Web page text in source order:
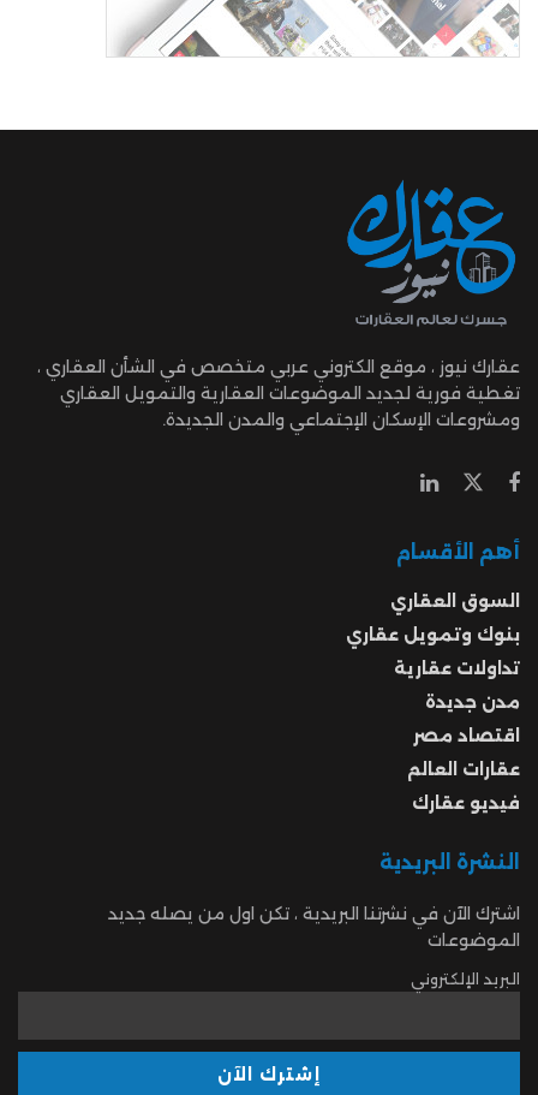
عقارك نيوز ، موقع الكتروني عربي متخصص في الشأن العقاري ،
تغطية فورية لجديد الموضوعات العقارية والتمويل العقاري
ومشروعات الإسكان الإجتماعي والمدن الجديدة.
أهم الأقسام
السوق العقاري
بنوك وتمويل عقاري
تداولات عقارية
مدن جديدة
اقتصاد مصر
عقارات العالم
فيديو عقارك
النشرة البريدية
اشترك الآن في نشرتنا البريدية ، تكن اول من يصله جديد
الموضوعات
البريد الإلكتروني